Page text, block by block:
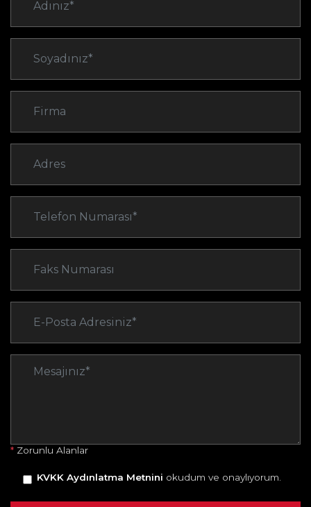
* Zorunlu Alanlar
KVKK Aydınlatma Metnini okudum ve onaylıyorum.